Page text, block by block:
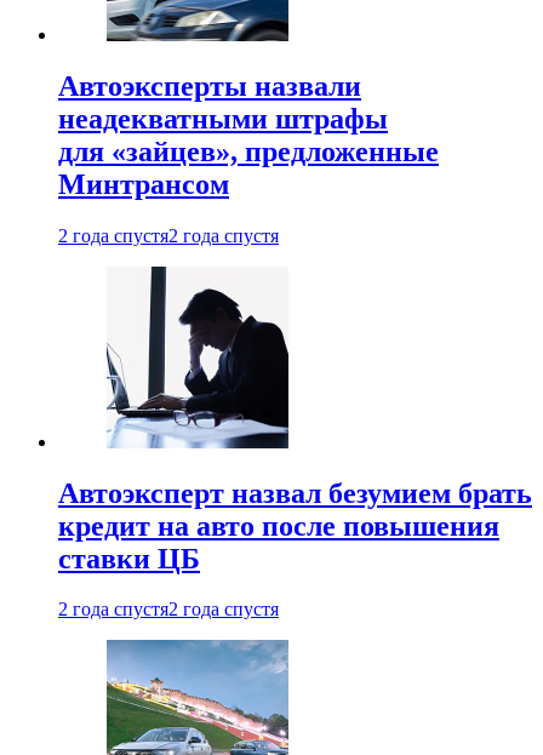
Автоэксперты назвали
неадекватными штрафы
для «зайцев», предложенные
Минтрансом
2 года спустя2 года спустя
Автоэксперт назвал безумием брать
кредит на авто после повышения
ставки ЦБ
2 года спустя2 года спустя